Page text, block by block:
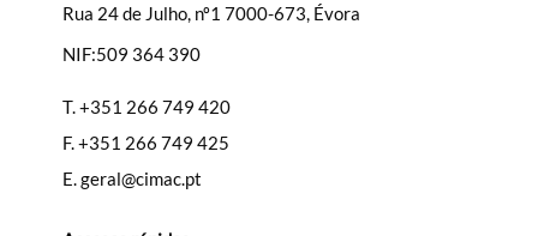
Filtros
Rua 24 de Julho, nº1 7000-673, Évora
NIF:509 364 390
T.+351 266 749 420
F.+351 266 749 425
E.geral@cimac.pt